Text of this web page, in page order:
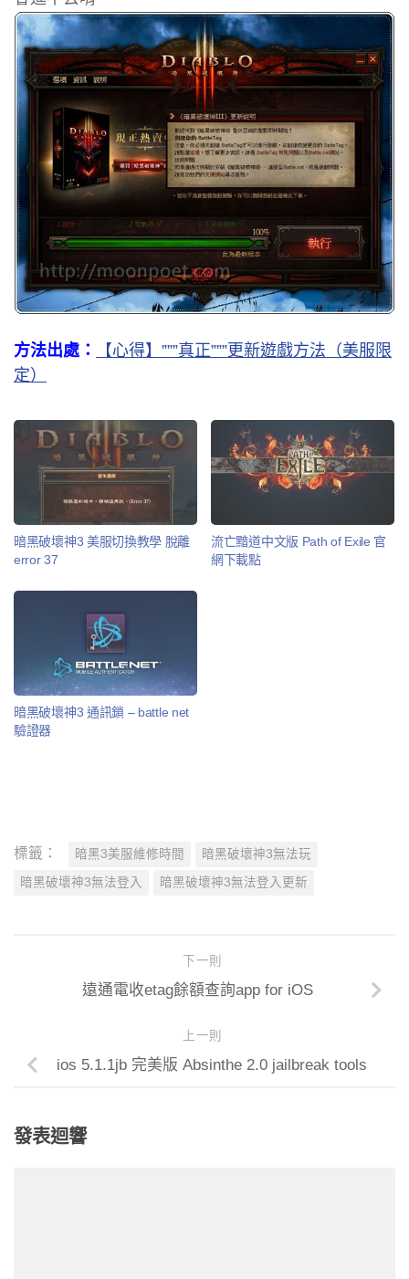
方法出處：
【心得】”””真正”””更新遊戲方法（美服限
定）
暗黑破壞神3 美服切換教學 脫離
error 37
流亡黯道中文版 Path of Exile 官
網下載點
暗黑破壞神3 通訊鎖 – battle net
驗證器
標籤： 暗黑3美服維修時間 暗黑破壞神3無法玩
暗黑破壞神3無法登入 暗黑破壞神3無法登入更新
下一則
遠通電收etag餘額查詢app for iOS
上一則
ios 5.1.1jb 完美版 Absinthe 2.0 jailbreak tools
發表迴響